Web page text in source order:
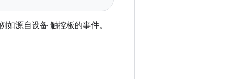
源自设备 触控板的事件。